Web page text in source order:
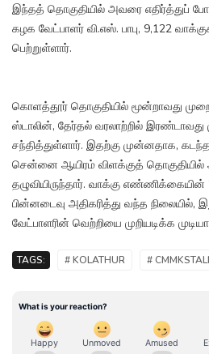
இந்தத் தொகுதியில் அவரை எதிர்த்துப்
கழக வேட்பாளர் வி.எஸ். பாபு, 9,122
பெற்றுள்ளார்.
கொளத்தூர் தொகுதியில் மூன்றாவது
ஸ்டாலின், தேர்தல் வரலாற்றில்
சந்தித்துள்ளார். இதற்கு முன்னதாக,
சென்னை ஆயிரம் விளக்குத்
தழுவியிருந்தார். வாக்கு எண்ணிக்கையின்
பின்னடைவு அதிகரித்து வந்த நிலையில்,
வேட்பாளரின் வெற்றியை முறியடிக்க
TAGS: # KOLATHUR #